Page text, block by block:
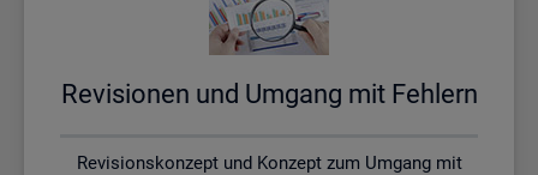
Re­vi­sio­nen und Um­gang mit Feh­lern
Revisionskonzept und Konzept zum Umgang mit